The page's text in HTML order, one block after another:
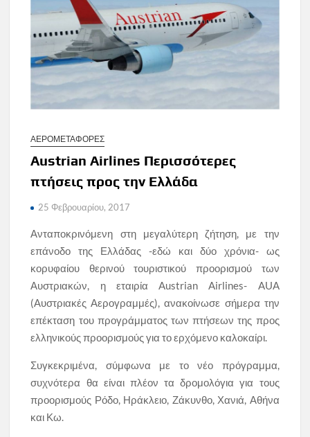
ΑΕΡΟΜΕΤΑΦΟΡΕΣ
Austrian Airlines Περισσότερες
πτήσεις προς την Ελλάδα
25 Φεβρουαρίου, 2017
Ανταποκρινόμενη στη μεγαλύτερη ζήτηση, με την
επάνοδο της Ελλάδας -εδώ και δύο χρόνια- ως
κορυφαίου θερινού τουριστικού προορισμού των
Αυστριακών, η εταιρία Austrian Airlines- AUA
(Αυστριακές Αερογραμμές), ανακοίνωσε σήμερα την
επέκταση του προγράμματος των πτήσεων της προς
ελληνικούς προορισμούς για το ερχόμενο καλοκαίρι.
Συγκεκριμένα, σύμφωνα με το νέο πρόγραμμα,
συχνότερα θα είναι πλέον τα δρομολόγια για τους
προορισμούς Ρόδο, Ηράκλειο, Ζάκυνθο, Χανιά, Αθήνα
και Κω.